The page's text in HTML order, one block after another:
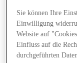
Angebote
Sie können Ihre
Einwilligung
Website auf
Einfluss auf die
durchgeführten